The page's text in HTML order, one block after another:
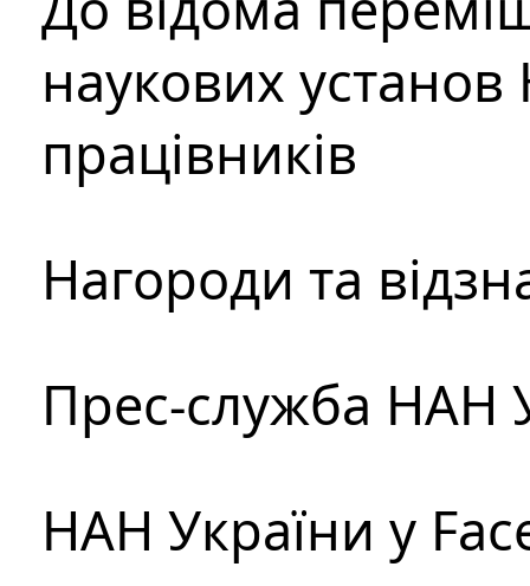
наукових установ
працівників
Нагороди та
Прес-служба НАН
НАН України у